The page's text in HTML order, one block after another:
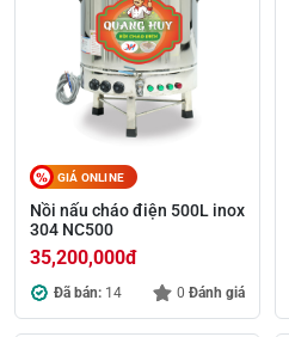
GIÁ ONLINE
Nồi nấu cháo điện 500L inox
304 NC500
35,200,000đ
Đã bán: 14 0 Đánh giá